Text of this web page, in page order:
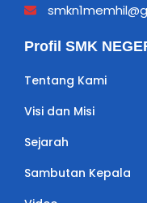
Profil SMK
Tentang Kami
Visi dan Misi
Sejarah
Sambutan Kepala